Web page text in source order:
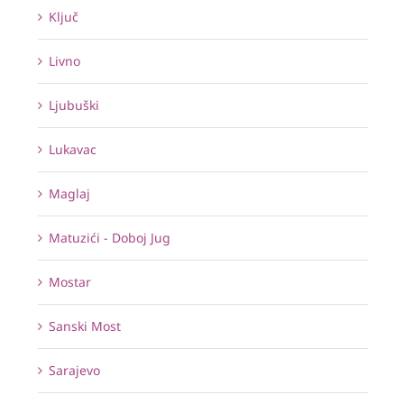
Ključ
Livno
Ljubuški
Lukavac
Maglaj
Matuzići - Doboj Jug
Mostar
Sanski Most
Sarajevo